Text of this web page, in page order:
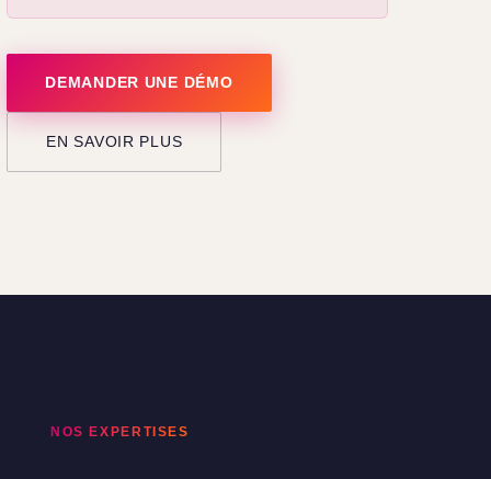
DEMANDER UNE DÉMO
EN SAVOIR PLUS
NOS EXPERTISES